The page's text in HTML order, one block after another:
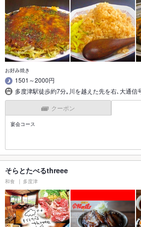
お好み焼き
1501～2000円
多度津駅徒歩約7分｡川を越えた先を右､大通信
クーポン
宴会コース
そらとたべるthreee
和食 多度津